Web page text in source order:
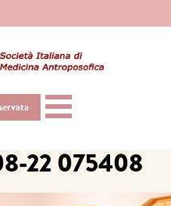
Toggle
navigation
22 075408